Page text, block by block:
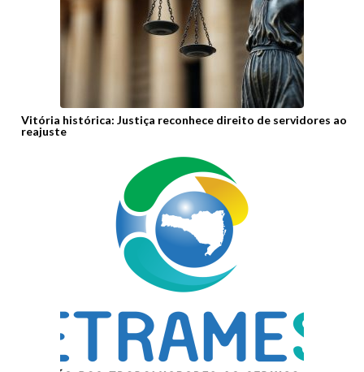
Vitória histórica: Justiça reconhece direito de servidores ao
reajuste